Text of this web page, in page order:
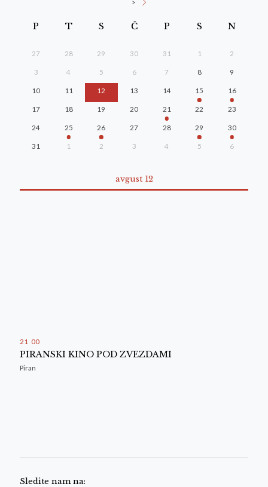
>
P T S Č P S N
27 28 29 30 31 1 2
3 4 5 6 7 8 9
10 11 12 13 14 15 16
17 18 19 20 21 22 23
24 25 26 27 28 29 30
31 1 2 3 4 5 6
avgust 12
21 00
PIRANSKI KINO POD ZVEZDAMI
Piran
Sledite nam na: